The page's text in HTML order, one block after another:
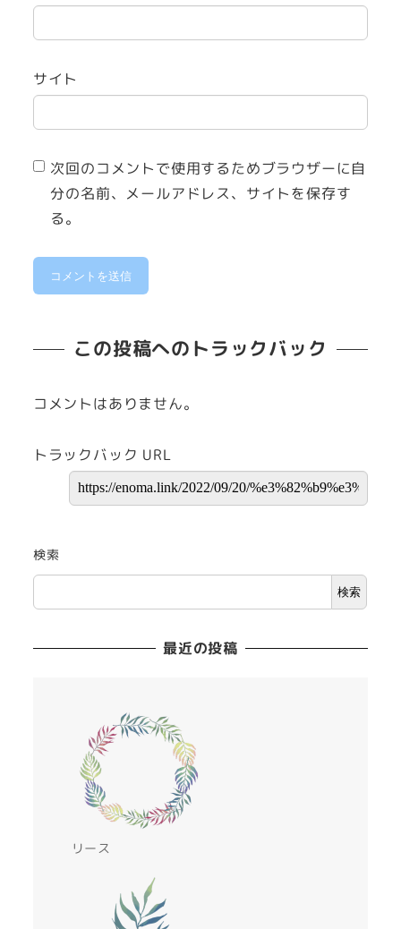
サイト
次回のコメントで使用するためブラウザーに自
分の名前、メールアドレス、サイトを保存す
る。
この投稿へのトラックバック
コメントはありません。
トラックバック URL
検索
検索
最近の投稿
リース